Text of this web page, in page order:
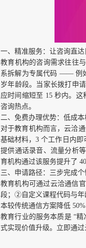
一、精准服务：让咨询直
教育机构的咨询需求往往
系拆解为专属代码 —— 例
岁年龄段。当家长拨打申
应时间缩短至 15 秒内。
咨询热点。
二、免费办理优势：低成
对于教育机构而言，云洽
基础材料，3 个工作日内
提供通话录音、流量分析
育机构通过该服务提升了
三、申请路径：三步完成个
教育机构可通过云洽通信
段；②自定义课程代码与年
本较传统通信方案降低 50%
教育行业的服务本质是 “
式实现价值升级。立即通